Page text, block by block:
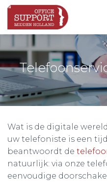
Wat is de digitale
uw telefoniste is een
beantwoordt de
natuurlijk: via onze
eenvoudige